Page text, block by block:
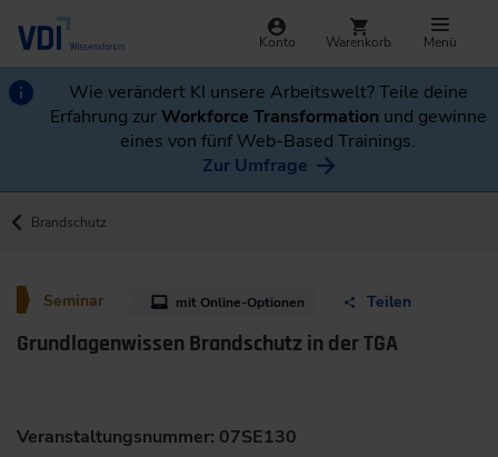
Konto Warenkorb Menü
Wie verändert KI unsere Arbeitswelt? Teile deine
Erfahrung zurWorkforce Transformation und gewinne
eines von fünf Web-Based Trainings.
Zur Umfrage
Brandschutz
Seminar mit Online-Optionen Teilen
Grundlagenwissen Brandschutz in der TGA
Veranstaltungsnummer: 07SE130